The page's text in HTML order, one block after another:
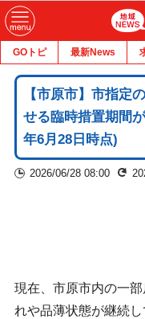
GOトピ 最新News
【市原市】市指定
せる臨時措置期間
年6月28日時点)
2026/06/28 08:00
現在、市原市内の一
れや品薄状態が継続し